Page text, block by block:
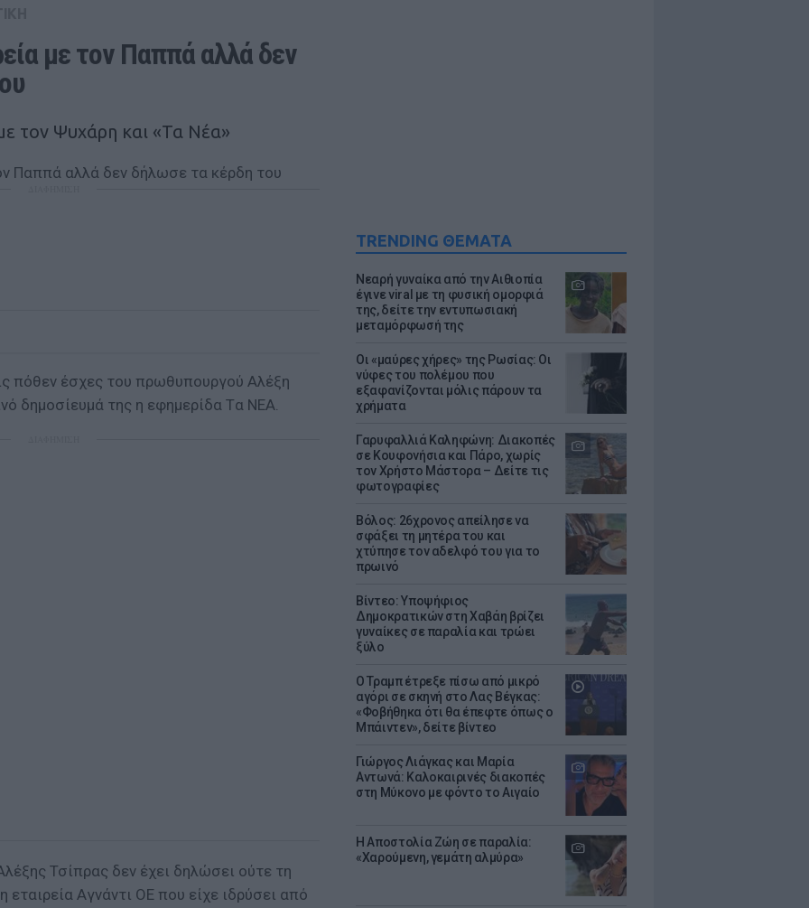
TRENDING ΘΕΜΑΤΑ
Νεαρή γυναίκα από την Αιθιοπία
έγινε viral με τη φυσική ομορφιά
της, δείτε την εντυπωσιακή
μεταμόρφωσή της
Οι «μαύρες χήρες» της Ρωσίας: Οι
νύφες του πολέμου που
εξαφανίζονται μόλις πάρουν τα
χρήματα
Γαρυφαλλιά Καληφώνη: Διακοπές
σε Κουφονήσια και Πάρο, χωρίς
τον Χρήστο Μάστορα – Δείτε τις
φωτογραφίες
Βόλος: 26χρονος απείλησε να
σφάξει τη μητέρα του και
χτύπησε τον αδελφό του για το
πρωινό
Βίντεο: Υποψήφιος
Δημοκρατικών στη Χαβάη βρίζει
γυναίκες σε παραλία και τρώει
ξύλο
Ο Τραμπ έτρεξε πίσω από μικρό
αγόρι σε σκηνή στο Λας Βέγκας:
«Φοβήθηκα ότι θα έπεφτε όπως ο
Μπάιντεν», δείτε βίντεο
Γιώργος Λιάγκας και Μαρία
Αντωνά: Καλοκαιρινές διακοπές
στη Μύκονο με φόντο το Αιγαίο
Η Αποστολία Ζώη σε παραλία:
«Χαρούμενη, γεμάτη αλμύρα»
με τον Παππά αλλά δεν
τον Ψυχάρη και «Τα Νέα»
πόθεν έσχες του πρωθυπουργού Αλέξη
δημοσίευμά της η εφημερίδα Tα ΝΕΑ.
Τσίπρας δεν έχει δηλώσει ούτε τη
Αγνάντι ΟΕ που είχε ιδρύσει από